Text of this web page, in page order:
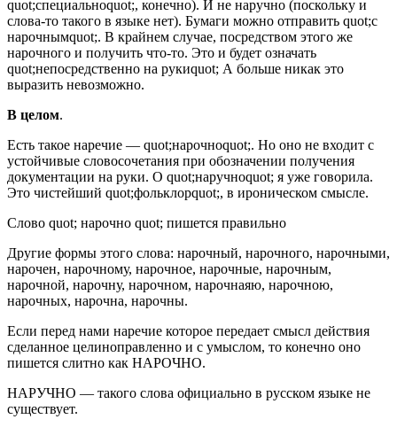
quot;специальноquot;, конечно). И не наручно (поскольку и
слова-то такого в языке нет). Бумаги можно отправить quot;с
нарочнымquot;. В крайнем случае, посредством этого же
нарочного и получить что-то. Это и будет означать
quot;непосредственно на рукиquot; А больше никак это
выразить невозможно.
В целом.
Есть такое наречие — quot;нарочноquot;. Но оно не входит с
устойчивые словосочетания при обозначении получения
документации на руки. О quot;наручноquot; я уже говорила.
Это чистейший quot;фольклорquot;, в ироническом смысле.
Слово quot; нарочно quot; пишется правильно
Другие формы этого слова: нарочный, нарочного, нарочными,
нарочен, нарочному, нарочное, нарочные, нарочным,
нарочной, нарочну, нарочном, нарочнаяю, нарочною,
нарочных, нарочна, нарочны.
Если перед нами наречие которое передает смысл действия
сделанное целиноправленно и с умыслом, то конечно оно
пишется слитно как НАРОЧНО.
НАРУЧНО — такого слова официально в русском языке не
существует.